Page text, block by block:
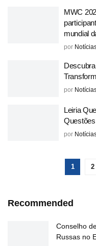
MWC
mundial
por
por
Leiria
por
1 2
Recommended
Conselho
Russas no